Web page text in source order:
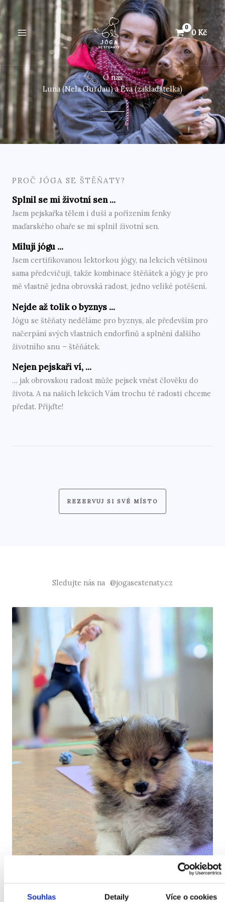
Souhlas Detaily Více o cookies
Přeskočit
na
obsah
MAIN
MENU
0 Kč
O nás
Luna (Nela Gurdau) a Eva (zakladatelka)
PROČ JÓGA SE ŠTĚŇATY?
Splnil se mi životní sen ...
Jsem pejskařka tělem i duší a pořízením fenky
maďarského ohaře se mi splnil životní sen.
Miluji jógu ...
Jsem certifikovanou lektorkou jógy, na lekcích většinou
sama předcvičuji, takže kombinace štěňátek a jógy je pro
mě vlastně jedna obrovská radost, jedno veliké potěšení.
Nejde až tolik o byznys ...
Jógu se štěňaty neděláme pro byznys, ale především pro
načerpání svých vlastních endorfínů a splnění dalšího
životního snu – štěňátek.
Nejen pejskaři ví, ...
… jak obrovskou radost může pejsek vnést člověku do
života. A na našich lekcích Vám trochu té radosti chceme
předat. Přijďte!
REZERVUJ SI SVÉ MÍSTO
Sledujte nás na @jogasestenaty.cz